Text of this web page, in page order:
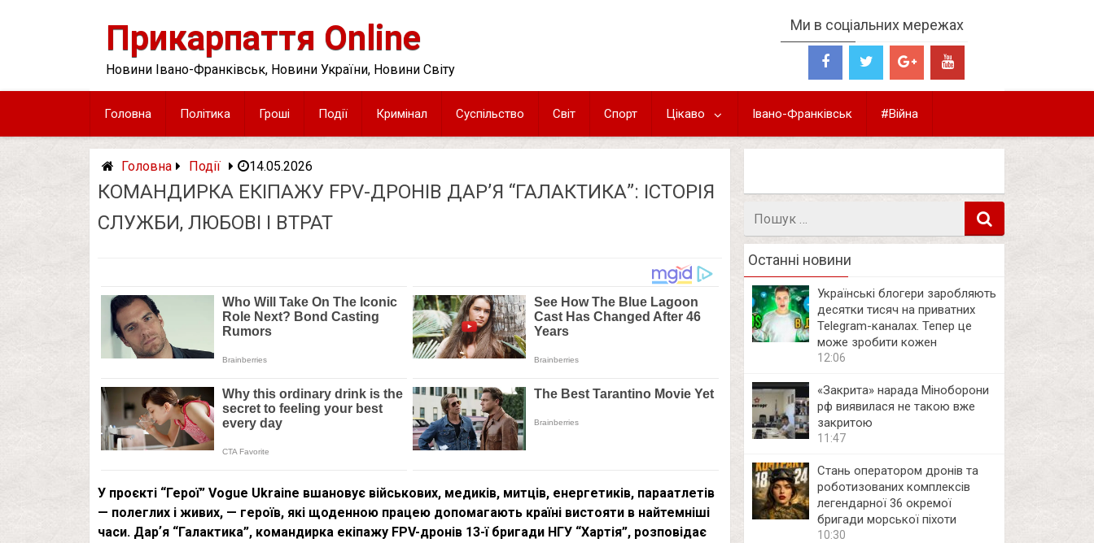
Прикарпаття Online
Новини Івано-Франківськ, Новини України, Новини Світу
Ми в соціальних мережах
Головна Політика Гроші Події Кримінал Суспільство Світ Спорт Цікаво Івано-Франківськ #Війна
Головна Події 14.05.2026
КОМАНДИРКА ЕКІПАЖУ FPV-ДРОНІВ ДАРʼЯ “ГАЛАКТИКА”: ІСТОРІЯ
СЛУЖБИ, ЛЮБОВІ І ВТРАТ
У проєкті “Герої” Vogue Ukraine вшановує військових, медиків, митців, енергетиків, параатлетів
— полеглих і живих, — героїв, які щоденною працею допомагають країні вистояти в найтемніші
часи. Дарʼя “Галактика”, командирка екіпажу FPV-дронів 13-ї бригади НГУ “Хартія”, розповідає
Останні новини
Українські блогери заробляють
десятки тисяч на приватних
Telegram-каналах. Тепер це
може зробити кожен
12:06
«Закрита» нарада Міноборони
рф виявилася не такою вже
закритою
11:47
Стань оператором дронів та
роботизованих комплексів
легендарної 36 окремої
бригади морської піхоти
10:30